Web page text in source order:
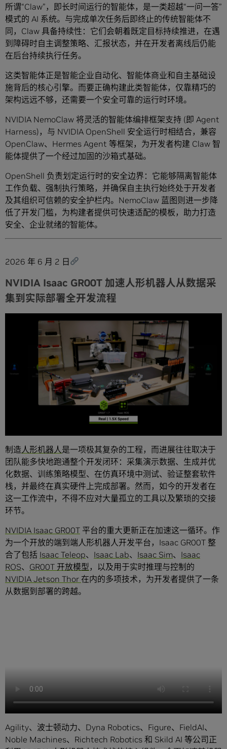
所谓“Claw”，即长时间运行的智能体，是一类超越“一问一答”
模式的 AI 系统。与完成单次任务后即终止的传统智能体不
同，Claw 具备持续性：它们会朝着既定目标持续推进，在遇
到障碍时自主调整策略、汇报状态，并在开发者离线后仍能
在后台持续执行任务。
这类智能体正是智能企业自动化、智能体商业和自主基础设
施背后的核心引擎。而要正确构建此类智能体，仅靠精巧的
架构远远不够，还需要一个安全可靠的运行时环境。
NVIDIA NemoClaw 将灵活的智能体编排框架支持 (即 Agent
Harness)，与 NVIDIA OpenShell 安全运行时相结合，兼容
OpenClaw、Hermes Agent 等框架，为开发者构建 Claw 智
能体提供了一个经过加固的沙箱式基础。
OpenShell 负责划定运行时的安全边界：它能够隔离智能体
工作负载、强制执行策略，并确保自主执行始终处于开发者
及其组织可信赖的安全护栏内。NemoClaw 蓝图则进一步降
低了开发门槛，为构建者提供可快速适配的模板，助力打造
安全、企业就绪的智能体。
2026 年 6 月 2 日
NVIDIA Isaac GR00T 加速人形机器人从数据采
集到实际部署全开发流程
制造 人形机器人 是一项极其复杂的工程，而进展往往取决于
团队能多快地跑通整个开发闭环：采集演示数据、生成并优
化数据、训练策略模型、在仿真环境中测试、验证整套软件
栈，并最终在真实硬件上完成部署。然而，如今的开发者在
这一工作流中，不得不应对大量孤立的工具以及繁琐的交接
环节。
NVIDIA Isaac GR00T 平台的重大更新正在加速这一循环。作
为一个开放的端到端人形机器人开发平台，Isaac GR00T 整
合了包括 Isaac Teleop、 Isaac Lab、 Isaac Sim、 Isaac
ROS、 GR00T 开放模型，以及用于实时推理与控制的
NVIDIA Jetson Thor 在内的多项技术，为开发者提供了一条
从数据到部署的跨越。
Agility、波士顿动力、Dyna Robotics、Figure、FieldAI、
Noble Machines、Richtech Robotics 和 Skild AI 等公司正